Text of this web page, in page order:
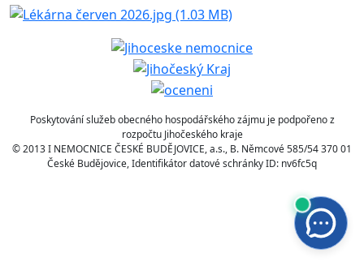
Poskytování služeb obecného hospodářského zájmu je podpořeno z
rozpočtu Jihočeského kraje
© 2013 I NEMOCNICE ČESKÉ BUDĚJOVICE, a.s., B. Němcové 585/54 370 01
České Budějovice, Identifikátor datové schránky ID: nv6fc5q